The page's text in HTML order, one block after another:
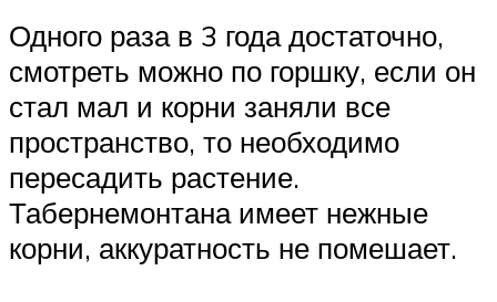
Одного раза в 3 года достаточно,
смотреть можно по горшку, если он
стал мал и корни заняли все
пространство, то необходимо
пересадить растение.
Табернемонтана имеет нежные
корни, аккуратность не помешает.